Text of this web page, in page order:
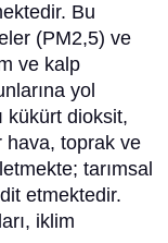
Bu
(PM2,5) ve
ve kalp
yol
kükürt dioksit,
hava, toprak ve
tarımsal
etmektedir.
iklim